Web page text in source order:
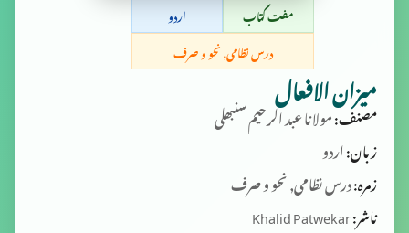
مفت کتاب
اردو
درس نظامی, نحو و صرف
میزان الافعال
مصنف:مولانا عبد الرحیم سنبھلی
زبان:اردو
زمرہ:درس نظامی, نحو و صرف
ناشر:Khalid Patwekar